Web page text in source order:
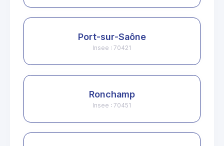
Port-sur-Saône
Insee : 70421
Ronchamp
Insee : 70451